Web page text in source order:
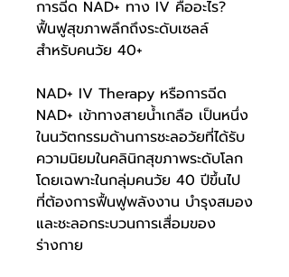
การฉีด NAD+ ทาง IV คืออะไร?
ฟื้นฟูสุขภาพลึกถึงระดับเซลล์
สำหรับคนวัย 40+
NAD+ IV Therapy หรือการฉีด
NAD+ เข้าทางสายน้ำเกลือ เป็นหนึ่ง
ในนวัตกรรมด้านการชะลอวัยที่ได้รับ
ความนิยมในคลินิกสุขภาพระดับโลก
โดยเฉพาะในกลุ่มคนวัย 40 ปีขึ้นไป
ที่ต้องการฟื้นฟูพลังงาน บำรุงสมอง
และชะลอกระบวนการเสื่อมของ
ร่างกาย